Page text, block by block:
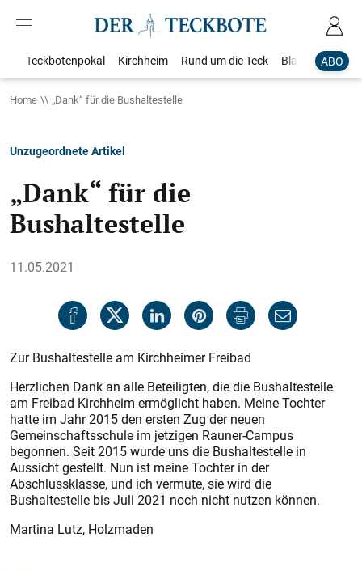
ABO
Teckbotenpokal Kirchheim Rund um die Teck Blaulicht
Home „Dank“ für die Bushaltestelle
Unzugeordnete Artikel
„Dank“ für die
Bushaltestelle
11.05.2021
Zur Bushaltestelle am Kirchheimer Freibad
Herzlichen Dank an alle Beteiligten, die die Bushaltestelle
am Freibad Kirchheim ermöglicht haben. Meine Tochter
hatte im Jahr 2015 den ersten Zug der neuen
Gemeinschaftsschule im jetzigen Rauner-Campus
begonnen. Seit 2015 wurde uns die Bushaltestelle in
Aussicht gestellt. Nun ist meine Tochter in der
Abschlussklasse, und ich vermute, sie wird die
Bushaltestelle bis Juli 2021 noch nicht nutzen können.
Martina Lutz, Holzmaden